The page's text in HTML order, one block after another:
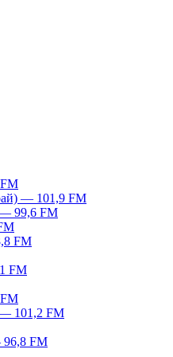
— 101,9 FM
— 99,6 FM
FM
FM
— 101,2 FM
96,8 FM